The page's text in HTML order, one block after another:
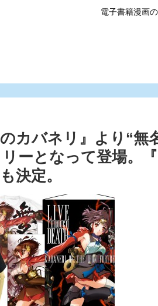
電子書籍漫画
のカバネリ』より“
ーとなって登場。
決定。